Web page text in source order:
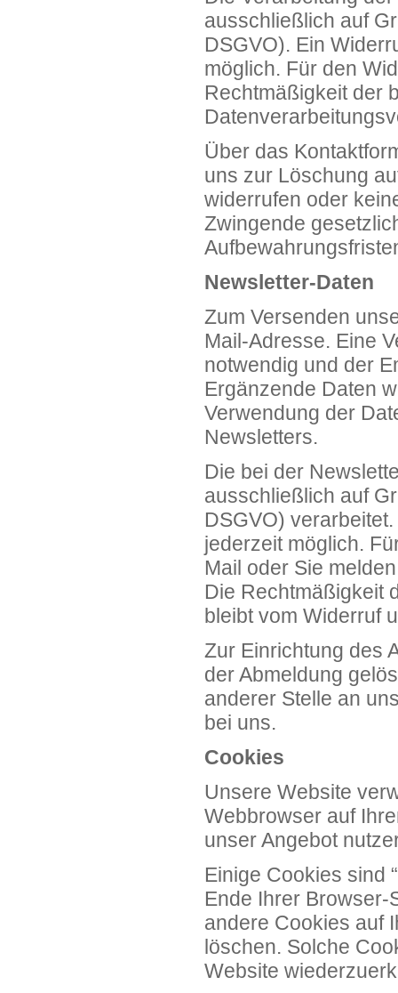
ausschließlich auf
DSGVO). Ein
möglich. Für den
Rechtmäßigkeit der
Über das
uns zur Löschung
widerrufen oder
Zwingende
Newsletter-Daten
Zum Versenden
Mail-Adresse. Eine
notwendig und der
Ergänzende Daten
Verwendung der
Newsletters.
Die bei der
ausschließlich auf
DSGVO)
jederzeit möglich.
Mail oder Sie
Die Rechtmäßigkeit
bleibt vom Widerruf
Zur Einrichtung des
der Abmeldung
anderer Stelle an
bei uns.
Cookies
Unsere Website
Webbrowser auf
unser Angebot
Einige Cookies sind
Ende Ihrer
andere Cookies auf
löschen. Solche
Website